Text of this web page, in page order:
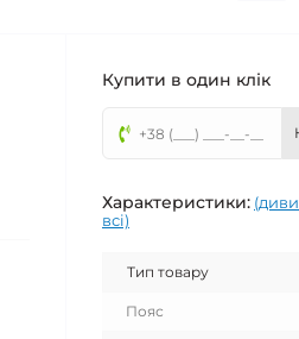
Купити в один клік
Характеристики:
всі)
Тип товару
Пояс